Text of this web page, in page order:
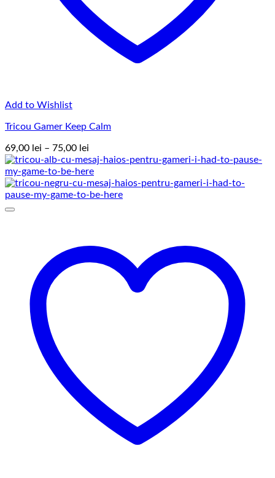
Add to Wishlist
Tricou Gamer Keep Calm
69,00 lei – 75,00 lei
de
prețuri:
69,00 lei
până